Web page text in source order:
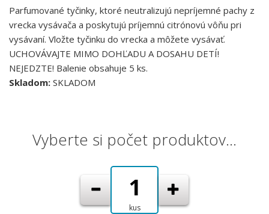
Parfumované tyčinky, ktoré neutralizujú nepríjemné pachy z
vrecka vysávača a poskytujú príjemnú citrónovú vôňu pri
vysávaní. Vložte tyčinku do vrecka a môžete vysávať.
UCHOVÁVAJTE MIMO DOHĽADU A DOSAHU DETÍ!
NEJEDZTE! Balenie obsahuje 5 ks.
Skladom: SKLADOM
Vyberte si počet produktov…
kus